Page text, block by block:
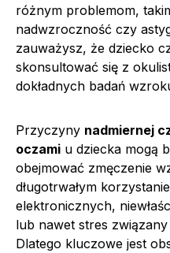
różnym problemom,
nadwzroczność czy
zauważysz, że dziecko
skonsultować się z
dokładnych badań
Przyczyny nadmiernej
oczami u dziecka mogą
obejmować zmęczenie
długotrwałym
elektronicznych,
lub nawet stres
Dlatego kluczowe jest